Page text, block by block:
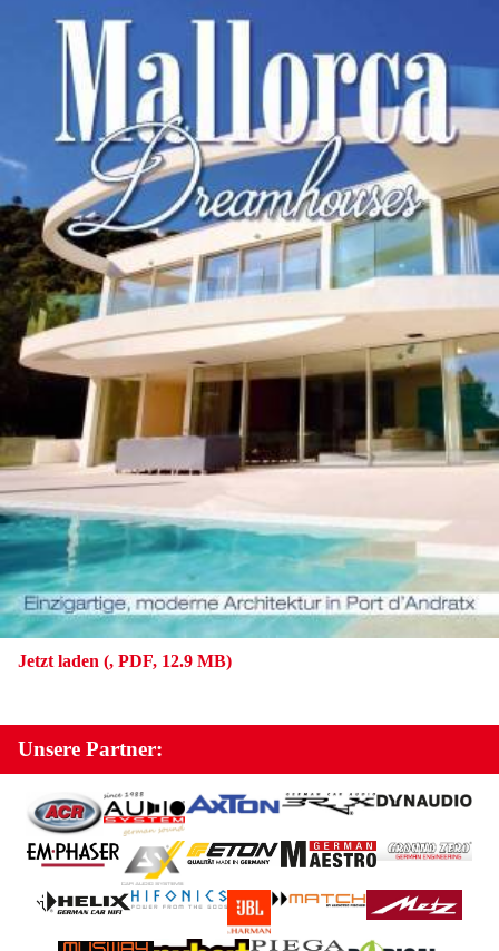
Jetzt laden (, PDF, 12.9 MB)
Unsere Partner: